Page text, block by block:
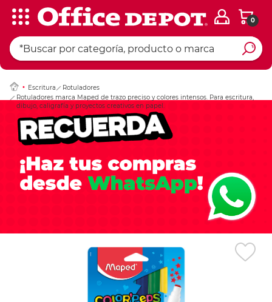
0
Escritura
Rotuladores
Rotuladores marca Maped de trazo preciso y colores intensos. Para escritura,
dibujo, caligrafía y proyectos creativos en papel.
Ingresar Codigo